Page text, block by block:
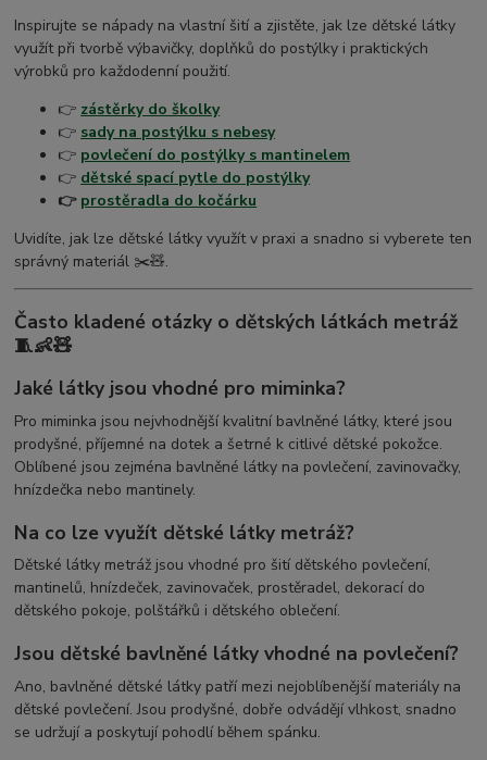
Inspirujte se nápady na vlastní šití a zjistěte, jak lze dětské látky
využít při tvorbě výbavičky, doplňků do postýlky i praktických
výrobků pro každodenní použití.
👉 zástěrky do školky
👉 sady na postýlku s nebesy
👉 povlečení do postýlky s mantinelem
👉 dětské spací pytle do postýlky
👉 prostěradla do kočárku
Uvidíte, jak lze dětské látky využít v praxi a snadno si vyberete ten
správný materiál ✂️🧸.
Často kladené otázky o dětských látkách metráž
🧵👶🧸
Jaké látky jsou vhodné pro miminka?
Pro miminka jsou nejvhodnější kvalitní bavlněné látky, které jsou
prodyšné, příjemné na dotek a šetrné k citlivé dětské pokožce.
Oblíbené jsou zejména bavlněné látky na povlečení, zavinovačky,
hnízdečka nebo mantinely.
Na co lze využít dětské látky metráž?
Dětské látky metráž jsou vhodné pro šití dětského povlečení,
mantinelů, hnízdeček, zavinovaček, prostěradel, dekorací do
dětského pokoje, polštářků i dětského oblečení.
Jsou dětské bavlněné látky vhodné na povlečení?
Ano, bavlněné dětské látky patří mezi nejoblíbenější materiály na
dětské povlečení. Jsou prodyšné, dobře odvádějí vlhkost, snadno
se udržují a poskytují pohodlí během spánku.